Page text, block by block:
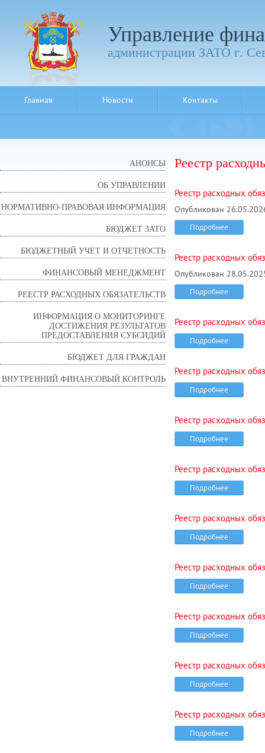
Управление
администрации ЗАТО г.
Главная Новости Контакты
Реестр
Реестр расходных
Опубликован
Подробнее
Реестр расходных
Опубликован
Подробнее
Реестр расходных
Подробнее
Реестр расходных
Подробнее
Реестр расходных
Подробнее
Реестр расходных
Подробнее
Реестр расходных
Подробнее
Реестр расходных
Подробнее
Реестр расходных
Подробнее
Реестр расходных
Подробнее
Реестр расходных
Подробнее
АНОНСЫ
ОБ УПРАВЛЕНИИ
НОРМАТИВНО-ПРАВОВАЯ ИНФОРМАЦИЯ
БЮДЖЕТ ЗАТО
БЮДЖЕТНЫЙ УЧЕТ И ОТЧЕТНОСТЬ
ФИНАНСОВЫЙ МЕНЕДЖМЕНТ
РЕЕСТР РАСХОДНЫХ ОБЯЗАТЕЛЬСТВ
ИНФОРМАЦИЯ О МОНИТОРИНГЕ
ДОСТИЖЕНИЯ РЕЗУЛЬТАТОВ
ПРЕДОСТАВЛЕНИЯ СУБСИДИЙ
БЮДЖЕТ ДЛЯ ГРАЖДАН
ВНУТРЕННИЙ ФИНАНСОВЫЙ КОНТРОЛЬ